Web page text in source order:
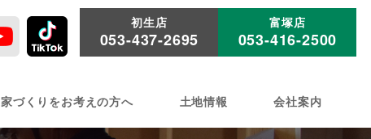
初生店
053-437-2695
富塚店
053-416-2500
家づくりをお考えの方へ 土地情報 会社案内